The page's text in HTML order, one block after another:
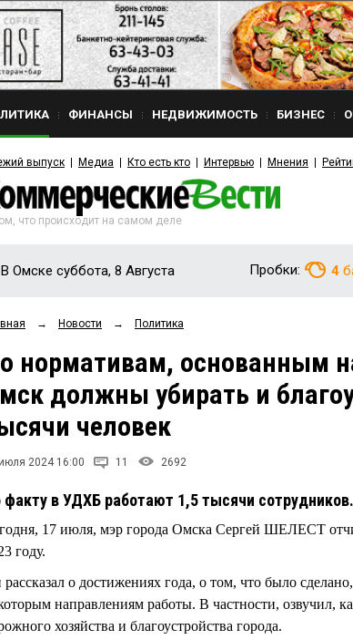
ФИНАНСЫ НЕДВИЖИМОСТЬ БИЗНЕС
выпуск Медиа Кто есть кто Интервью Мнения
что происходит на самом деле
В Омске суббота, 8 Августа Пробки: 4
→ Новости → Политика
нормативам, основанным
должны убирать и
человек
2024 16:00 11 2692
факту в УДХБ работают 1,5 тысячи сотрудников.
17 июля, мэр города Омска Сергей ШЕЛЕСТ
году.
о достижениях года, о том, что было
направлениям работы. В частности, озвучил,
хозяйства и благоустройства города.